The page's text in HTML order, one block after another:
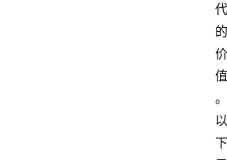
代
的
价
值
。
以
下